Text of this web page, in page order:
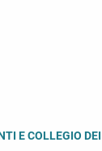
E COLLEGIO